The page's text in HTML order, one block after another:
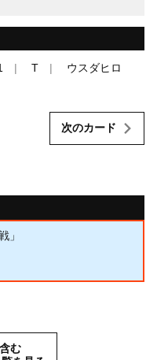
T ウスダヒロ
次のカード
」
む